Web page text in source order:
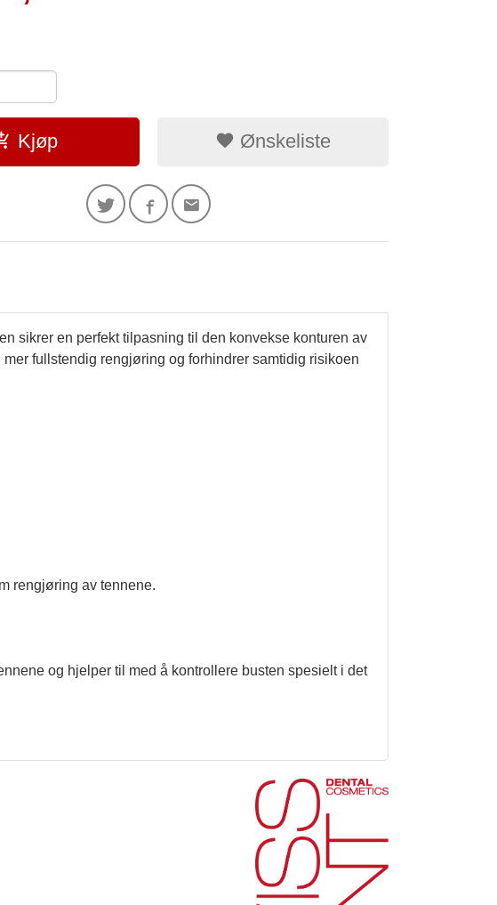
Kjøp Ønskeliste
sikrer en perfekt tilpasning til den konvekse konturen av
fullstendig rengjøring og forhindrer samtidig risikoen
rengjøring av tennene.
og hjelper til med å kontrollere busten spesielt i det